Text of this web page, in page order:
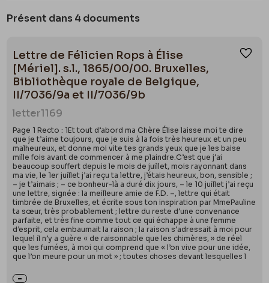
Présent dans 4 documents
Lettre de Félicien Rops à Élise
[Mériel]. s.l., 1865/00/00. Bruxelles,
Bibliothèque royale de Belgique,
II/7036/9a et II/7036/9b
letter1169
Page 1 Recto : 1Et tout d’abord ma Chère Élise laisse moi te dire
que je t’aime toujours, que je suis à la fois très heureux et un peu
malheureux, et donne moi vite tes grands yeux que je les baise
mille fois avant de commencer à me plaindre.C’est que j’ai
beaucoup souffert depuis le mois de juillet, mois rayonnant dans
ma vie, le 1er juillet j’ai reçu ta lettre, j’étais heureux, bon, sensible ;
– je t’aimais ; – ce bonheur-là a duré dix jours, – le 10 juillet j’ai reçu
une lettre, signée : la meilleure amie de F.D. –, lettre qui était
timbrée de Bruxelles, et écrite sous ton inspiration par MmePauline
ta sœur, très probablement ; lettre du reste d’une convenance
parfaite, et très fine comme tout ce qui échappe à une femme
d’esprit, cela embaumait la raison ; la raison s’adressait à moi pour
lequel il n’y a guère « de raisonnable que les chimères, » de réel
que les fumées, à moi qui comprend que « l’on vive pour une idée,
que l’on meure pour un mot » ; toutes choses devant lesquelles l